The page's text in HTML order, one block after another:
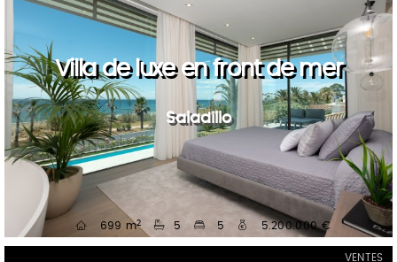
Villa de luxe en front de mer
Saladillo
699 m2 5 5 5.200.000 €
VENTES